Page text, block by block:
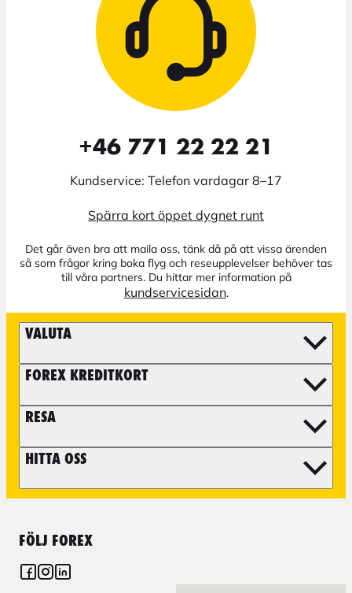
+46 771 22 22 21
Kundservice: Telefon vardagar 8–17
Spärra kort öppet dygnet runt
Det går även bra att maila oss, tänk då på att vissa ärenden
så som frågor kring boka flyg och reseupplevelser behöver tas
till våra partners. Du hittar mer information på
kundservicesidan.
VALUTA
FOREX KREDITKORT
RESA
HITTA OSS
FÖLJ FOREX